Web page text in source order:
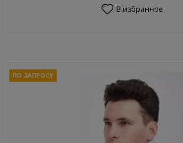
В избранное
ПО ЗАПРОСУ